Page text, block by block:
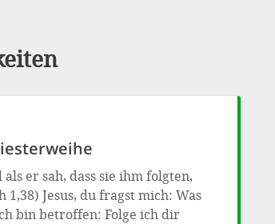
er sah, dass sie ihm folgten,
Jesus, du fragst mich: Was
bin betroffen: Folge ich dir